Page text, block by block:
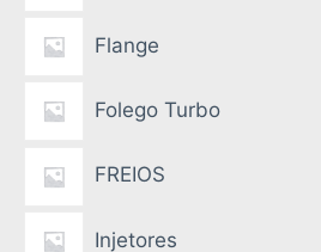
Flange
Folego Turbo
FREIOS
Injetores